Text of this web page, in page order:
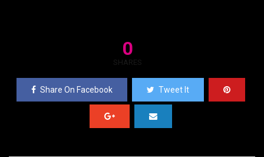
0
SHARES
Share On Facebook Tweet It